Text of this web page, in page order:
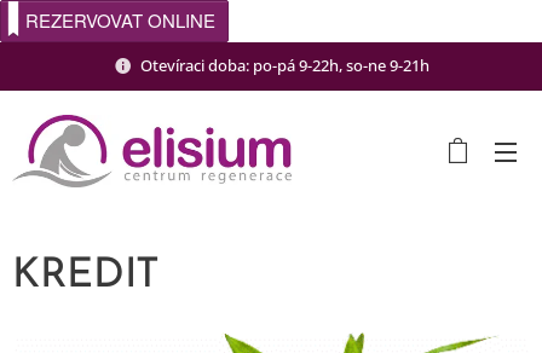
REZERVOVAT ONLINE
Otevíraci doba: po-pá 9-22h, so-ne 9-21h
KREDIT